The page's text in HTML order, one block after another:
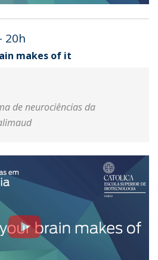
20h
makes of it
de neurociências da